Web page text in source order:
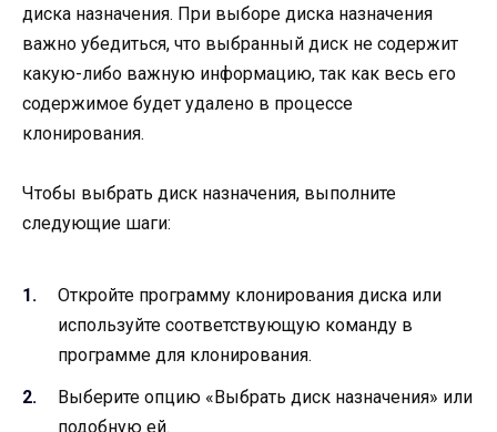
диска назначения. При выборе диска назначения
важно убедиться, что выбранный диск не содержит
какую-либо важную информацию, так как весь его
содержимое будет удалено в процессе
клонирования.
Чтобы выбрать диск назначения, выполните
следующие шаги:
Откройте программу клонирования диска или
используйте соответствующую команду в
программе для клонирования.
Выберите опцию «Выбрать диск назначения» или
подобную ей.